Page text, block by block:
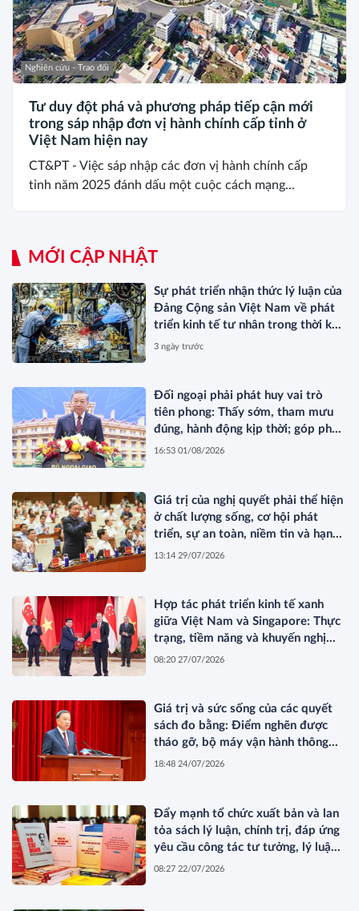
Nghiên cứu - Trao đổi
Tư duy đột phá và phương pháp tiếp cận mới
trong sáp nhập đơn vị hành chính cấp tỉnh ở
Việt Nam hiện nay
CT&PT - Việc sáp nhập các đơn vị hành chính cấp
tỉnh năm 2025 đánh dấu một cuộc cách mạng...
MỚI CẬP NHẬT
Sự phát triển nhận thức lý luận của
Đảng Cộng sản Việt Nam về phát
triển kinh tế tư nhân trong thời kỳ
đổi mới
3 ngày trước
Đối ngoại phải phát huy vai trò
tiên phong: Thấy sớm, tham mưu
đúng, hành động kịp thời; góp phần
bảo vệ Tổ quốc từ sớm, từ xa; mở
16:53 01/08/2026
Giá trị của nghị quyết phải thể hiện
ở chất lượng sống, cơ hội phát
triển, sự an toàn, niềm tin và hạnh
phúc của nhân dân*
13:14 29/07/2026
Hợp tác phát triển kinh tế xanh
giữa Việt Nam và Singapore: Thực
trạng, tiềm năng và khuyến nghị
chính sách
08:20 27/07/2026
Giá trị và sức sống của các quyết
sách đo bằng: Điểm nghẽn được
tháo gỡ, bộ máy vận hành thông
suốt, nguồn lực khơi thông, nhân
18:48 24/07/2026
Đẩy mạnh tổ chức xuất bản và lan
tỏa sách lý luận, chính trị, đáp ứng
yêu cầu công tác tư tưởng, lý luận
trong bối cảnh mới
08:27 22/07/2026